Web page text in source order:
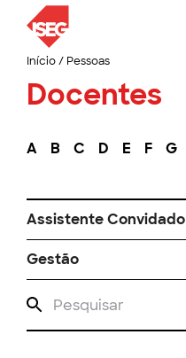
Início/ Pessoas
Docentes
A B C D E F G
Assistente Convidado
Gestão